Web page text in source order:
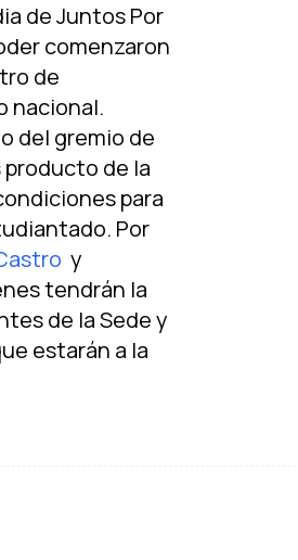
de Juntos Por
comenzaron
de
nacional.
del gremio de
de la
para
Por
y
tendrán la
de la Sede y
estarán a la